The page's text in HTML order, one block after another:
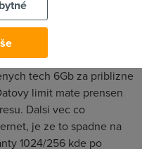
1600kBs, coz je
Kč s DPH + najem
Kč Nevim jak to
vyzijete plnou kapacitu
tech 6Gb za priblizne
limit mate prensen
Dalsi vec co
je ze to spadne na
1024/256 kde po